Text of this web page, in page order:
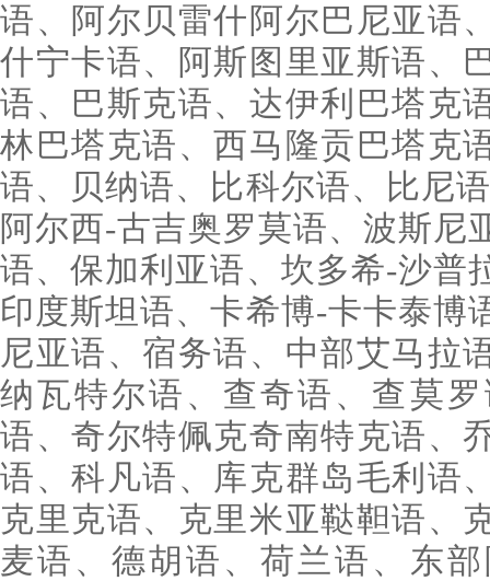
语、阿尔贝雷什阿尔巴尼亚语
什宁卡语、阿斯图里亚斯语、
语、巴斯克语、达伊利巴塔克
林巴塔克语、西马隆贡巴塔克
语、贝纳语、比科尔语、比尼
阿尔西-古吉奥罗莫语、波斯尼
语、保加利亚语、坎多希-沙普
印度斯坦语、卡希博-卡卡泰博
尼亚语、宿务语、中部艾马拉
纳瓦特尔语、查奇语、查莫
语、奇尔特佩克奇南特克语、
语、科凡语、库克群岛毛利语
克里克语、克里米亚鞑靼语、
麦语、德胡语、荷兰语、东